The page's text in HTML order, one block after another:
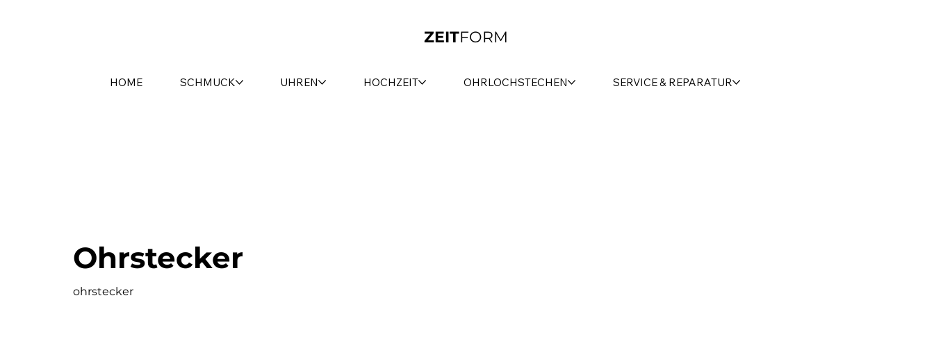
ZEITFORM
HOME SCHMUCK UHREN HOCHZEIT OHRLOCHSTECHEN SERVICE & REPARATUR
Ohrstecker
ohrstecker